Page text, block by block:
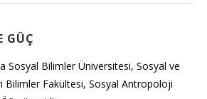
GÜÇ
Sosyal Bilimler Üniversitesi, Sosyal ve
Bilimler Fakültesi, Sosyal Antropoloji